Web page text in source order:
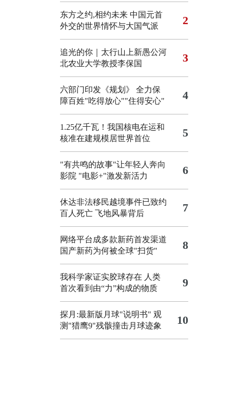
东方之约,相约未来 中国元首
外交的世界情怀与大国气派
2
追光的你｜太行山上新愚公河
北农业大学教授李保国
3
六部门印发《规划》 全力保
障百姓"吃得放心""住得安心"
4
1.25亿千瓦！我国核电在运和
核准在建规模居世界首位
5
"有共鸣的故事"让年轻人奔向
影院 "电影+"激发新活力 6
休达非法移民越境事件已致约
百人死亡 飞地风暴背后 7
网络平台成多款新药首发渠道
国产新药为何被全球"扫货"
8
我科学家证实胶球存在 人类
首次看到由“力”构成的物质
9
探月:最新版月球"说明书" 观
测"猎鹰9"残骸撞击月球迹象
10